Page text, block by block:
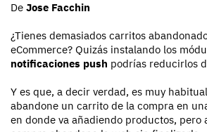
De Jose Facchin
¿Tienes demasiados carritos
eCommerce? Quizás instalando los
notificaciones push podrías reducirlos
Y es que, a decir verdad, es muy
abandone un carrito de la compra en
en donde va añadiendo productos, pero